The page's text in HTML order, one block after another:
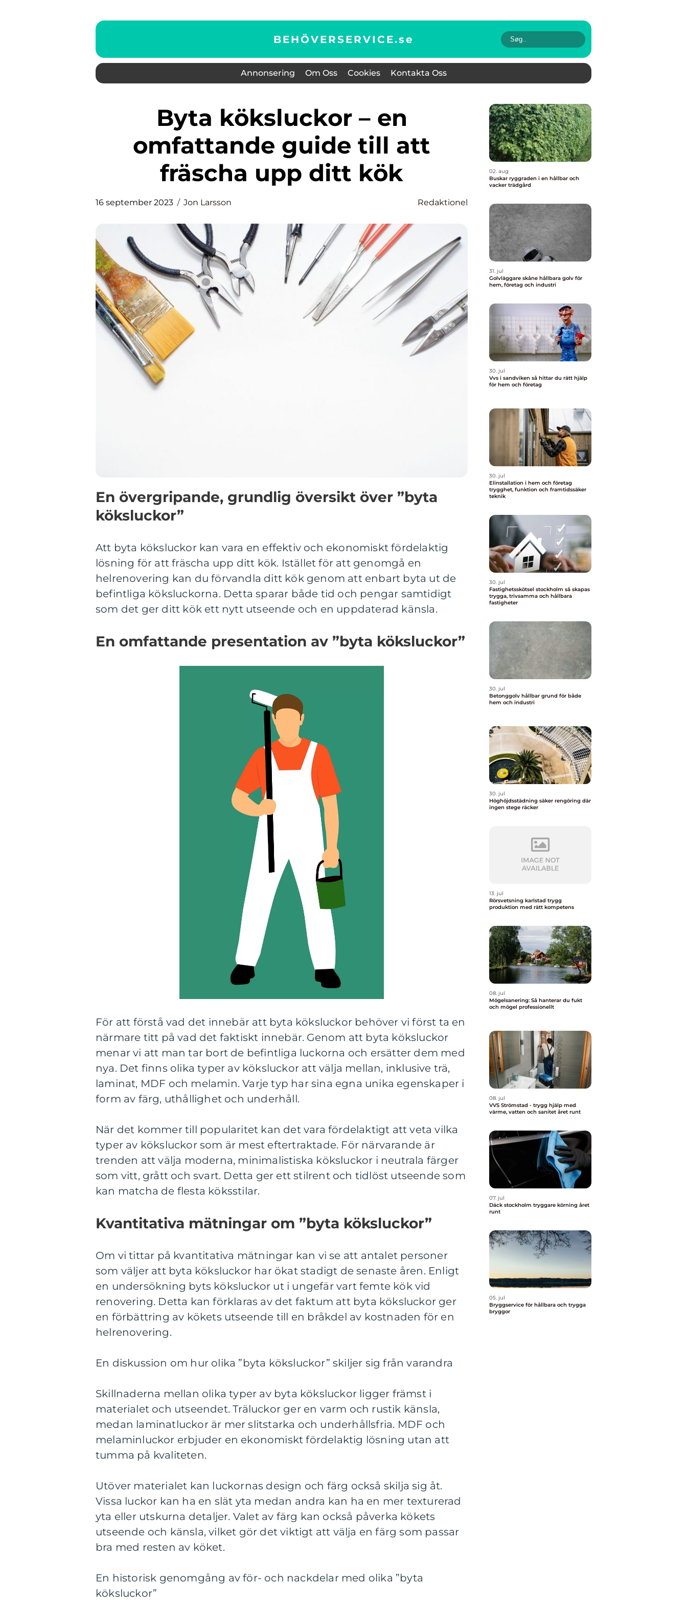
BEHÖVERSERVICE.se
Annonsering Om Oss Cookies Kontakta Oss
Byta köksluckor – en
omfattande guide till att
fräscha upp ditt kök
16 september 2023 Jon Larsson Redaktionel
En övergripande, grundlig översikt över ”byta
köksluckor”
Att byta köksluckor kan vara en effektiv och ekonomiskt fördelaktig
lösning för att fräscha upp ditt kök. Istället för att genomgå en
helrenovering kan du förvandla ditt kök genom att enbart byta ut de
befintliga köksluckorna. Detta sparar både tid och pengar samtidigt
som det ger ditt kök ett nytt utseende och en uppdaterad känsla.
En omfattande presentation av ”byta köksluckor”
För att förstå vad det innebär att byta köksluckor behöver vi först ta en
närmare titt på vad det faktiskt innebär. Genom att byta köksluckor
menar vi att man tar bort de befintliga luckorna och ersätter dem med
nya. Det finns olika typer av köksluckor att välja mellan, inklusive trä,
laminat, MDF och melamin. Varje typ har sina egna unika egenskaper i
form av färg, uthållighet och underhåll.
När det kommer till popularitet kan det vara fördelaktigt att veta vilka
typer av köksluckor som är mest eftertraktade. För närvarande är
trenden att välja moderna, minimalistiska köksluckor i neutrala färger
som vitt, grått och svart. Detta ger ett stilrent och tidlöst utseende som
kan matcha de flesta köksstilar.
Kvantitativa mätningar om ”byta köksluckor”
Om vi tittar på kvantitativa mätningar kan vi se att antalet personer
som väljer att byta köksluckor har ökat stadigt de senaste åren. Enligt
en undersökning byts köksluckor ut i ungefär vart femte kök vid
renovering. Detta kan förklaras av det faktum att byta köksluckor ger
en förbättring av kökets utseende till en bråkdel av kostnaden för en
helrenovering.
En diskussion om hur olika ”byta köksluckor” skiljer sig från varandra
Skillnaderna mellan olika typer av byta köksluckor ligger främst i
materialet och utseendet. Träluckor ger en varm och rustik känsla,
medan laminatluckor är mer slitstarka och underhållsfria. MDF och
melaminluckor erbjuder en ekonomiskt fördelaktig lösning utan att
tumma på kvaliteten.
Utöver materialet kan luckornas design och färg också skilja sig åt.
Vissa luckor kan ha en slät yta medan andra kan ha en mer texturerad
yta eller utskurna detaljer. Valet av färg kan också påverka kökets
utseende och känsla, vilket gör det viktigt att välja en färg som passar
bra med resten av köket.
En historisk genomgång av för- och nackdelar med olika ”byta
köksluckor”
02. aug
Buskar ryggraden i en hållbar och
vacker trädgård
31. jul
Golvläggare skåne hållbara golv för
hem, företag och industri
30. jul
Vvs i sandviken så hittar du rätt hjälp
för hem och företag
30. jul
Elinstallation i hem och företag
trygghet, funktion och framtidssäker
teknik
30. jul
Fastighetsskötsel stockholm så skapas
trygga, trivsamma och hållbara
fastigheter
30. jul
Betonggolv hållbar grund för både
hem och industri
30. jul
Höghöjdsstädning säker rengöring där
ingen stege räcker
13. jul
Rörsvetsning karlstad trygg
produktion med rätt kompetens
08. jul
Mögelsanering: Så hanterar du fukt
och mögel professionellt
08. jul
VVS Strömstad - trygg hjälp med
värme, vatten och sanitet året runt
07. jul
Däck stockholm tryggare körning året
runt
05. jul
Bryggservice för hållbara och trygga
bryggor